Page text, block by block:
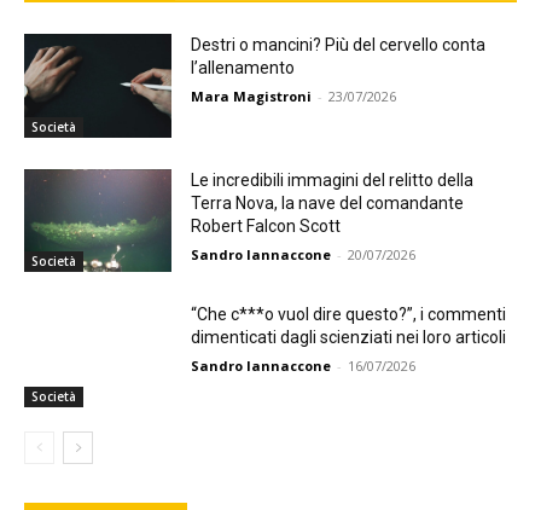
Società
Destri o mancini? Più del cervello conta
l’allenamento
Mara Magistroni - 23/07/2026
Società
Le incredibili immagini del relitto della
Terra Nova, la nave del comandante
Robert Falcon Scott
Sandro Iannaccone - 20/07/2026
Società
“Che c***o vuol dire questo?”, i commenti
dimenticati dagli scienziati nei loro articoli
Sandro Iannaccone - 16/07/2026